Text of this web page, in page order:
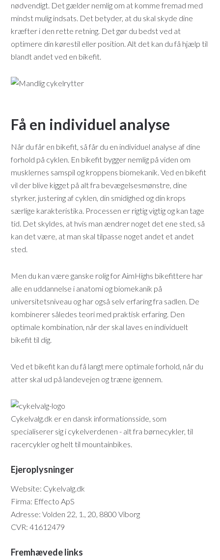
nødvendigt. Det gælder nemlig om at komme fremad med
mindst mulig indsats. Det betyder, at du skal skyde dine
kræfter i den rette retning. Det gør du bedst ved at
optimere din kørestil eller position. Alt det kan du få hjælp til
blandt andet ved en bikefit.
Få en individuel analyse
Når du får en bikefit, så får du en individuel analyse af dine
forhold på cyklen. En bikefit bygger nemlig på viden om
musklernes samspil og kroppens biomekanik. Ved en bikefit
vil der blive kigget på alt fra bevægelsesmønstre, dine
styrker, justering af cyklen, din smidighed og din krops
særlige karakteristika. Processen er rigtig vigtig og kan tage
tid. Det skyldes, at hvis man ændrer noget det ene sted, så
kan det være, at man skal tilpasse noget andet et andet
sted.
Men du kan være ganske rolig for AimHighs bikefittere har
alle en uddannelse i anatomi og biomekanik på
universitetsniveau og har også selv erfaring fra sadlen. De
kombinerer således teori med praktisk erfaring. Den
optimale kombination, når der skal laves en individuelt
bikefit til dig.
Ved et bikefit kan du få langt mere optimale forhold, når du
atter skal ud på landevejen og træne igennem.
Cykelvalg.dk er en dansk informationsside, som
specialiserer sig i cykelverdenen - alt fra børnecykler, til
racercykler og helt til mountainbikes.
Ejeroplysninger
Website: Cykelvalg.dk
Firma: Effecto ApS
Adresse: Volden 22, 1., 20, 8800 Viborg
CVR: 41612479
Fremhævede links